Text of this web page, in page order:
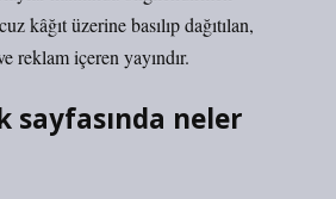
kâğıt üzerine basılıp dağıtılan,
reklam içeren yayındır.
sayfasında neler